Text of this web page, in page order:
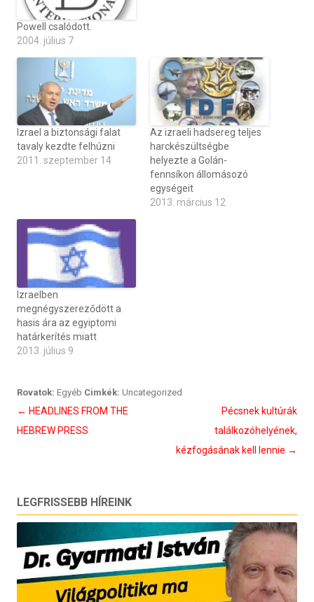
Powell csalódott.
2004. július 7
Izrael a biztonsági falat
tavaly kezdte felhúzni
2011. szeptember 14
Az izraeli hadsereg teljes
harckészültségbe
helyezte a Golán-
fennsíkon állomásozó
egységeit
2013. március 12
Izraelben
megnégyszereződött a
hasis ára az egyiptomi
határkerítés miatt
2013. július 9
Rovatok: Egyéb Cimkék: Uncategorized
Bejegyzés
navigáció
← HEADLINES FROM THE
HEBREW PRESS
Pécsnek kultúrák
találkozóhelyének,
kézfogásának kell lennie →
LEGFRISSEBB HÍREINK